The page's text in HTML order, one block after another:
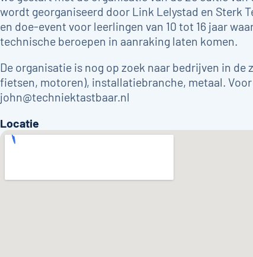
wordt georganiseerd door Link Lelystad en Sterk
en doe-event voor leerlingen van 10 tot 16 jaar
technische beroepen in aanraking laten komen.
De organisatie is nog op zoek naar bedrijven in
fietsen, motoren), installatiebranche, metaal.
john@techniektastbaar.nl
Locatie